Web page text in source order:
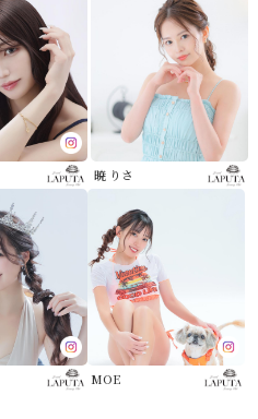
暁 りさ
MOE